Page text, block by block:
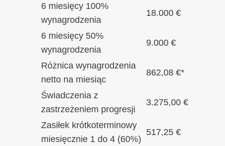
6 miesięcy 100%
wynagrodzenia
18.000 €
6 miesięcy 50%
wynagrodzenia
9.000 €
Różnica wynagrodzenia
netto na miesiąc
862,08 €*
Świadczenia z
zastrzeżeniem progresji
3.275,00 €
Zasiłek krótkoterminowy
miesięcznie 1 do 4 (60%)
517,25 €